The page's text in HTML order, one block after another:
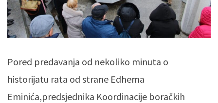
Pored predavanja od nekoliko minuta o
historijatu rata od strane Edhema
Eminića,predsjednika Koordinacije boračkih